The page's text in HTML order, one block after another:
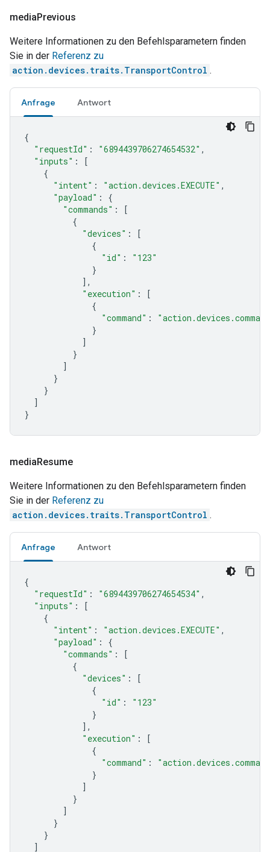
mediaPrevious
Weitere Informationen zu den Befehlsparametern finden
Sie in der Referenz zu
action.devices.traits.TransportControl .
Anfrage Antwort
{
"requestId" : "6894439706274654532" ,
"inputs" :
[
{
"intent" : "action.devices.EXECUTE" ,
"payload" :
{
"commands" :
[
{
"devices" :
[
{
"id" :
"123"
}
],
"execution" :
[
{
"command" :
}
]
}
]
}
}
]
}
mediaResume
Weitere Informationen zu den Befehlsparametern finden
Sie in der Referenz zu
action.devices.traits.TransportControl .
Anfrage Antwort
{
"requestId" : "6894439706274654534" ,
"inputs" :
[
{
"intent" : "action.devices.EXECUTE" ,
"payload" :
{
"commands" :
[
{
"devices" :
[
{
"id" :
"123"
}
],
"execution" :
[
{
"command" :
}
]
}
]
}
}
]